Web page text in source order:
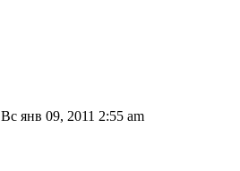
Вс янв 09, 2011 2:55 am